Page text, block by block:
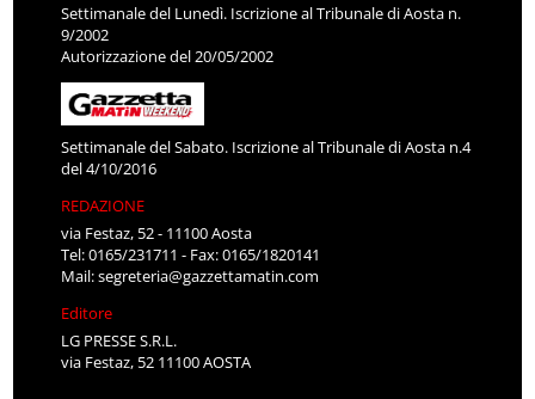
Settimanale del Lunedì. Iscrizione al Tribunale di Aosta n.
9/2002
Autorizzazione del 20/05/2002
Settimanale del Sabato. Iscrizione al Tribunale di Aosta n.4
del 4/10/2016
REDAZIONE
via Festaz, 52 - 11100 Aosta
Tel: 0165/231711 - Fax: 0165/1820141
Mail:segreteria@gazzettamatin.com
Editore
LG PRESSE S.R.L.
via Festaz, 52 11100 AOSTA